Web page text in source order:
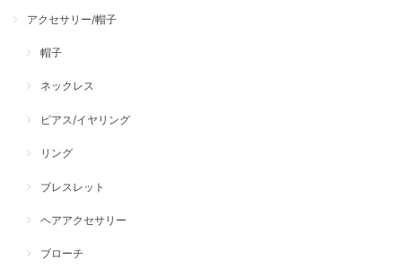
アクセサリー/帽子
帽子
ネックレス
ピアス/イヤリング
リング
ブレスレット
ヘアアクセサリー
ブローチ